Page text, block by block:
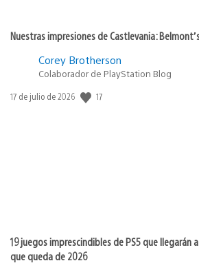
Nuestras impresiones de Castlevania:
Corey Brotherson
Colaborador de PlayStation Blog
Fecha
17 de julio de 2026 17
19 juegos imprescindibles de PS5 que llegarán
que queda de 2026